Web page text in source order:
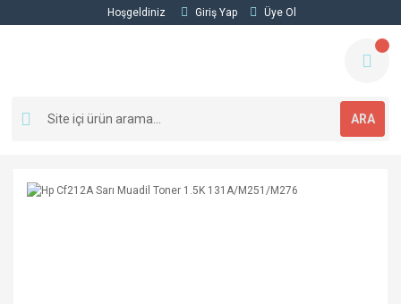
Hoşgeldiniz Giriş Yap Üye Ol
ARA